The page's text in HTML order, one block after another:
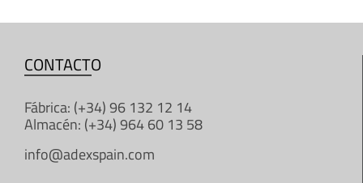
CONTACTO
Fábrica: (+34) 96 132 12 14
Almacén: (+34) 964 60 13 58
info@adexspain.com